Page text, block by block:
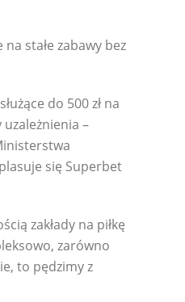
stałe zabawy bez
do 500 zł na
–
się Superbet
zakłady na piłkę
zarówno
to pędzimy z